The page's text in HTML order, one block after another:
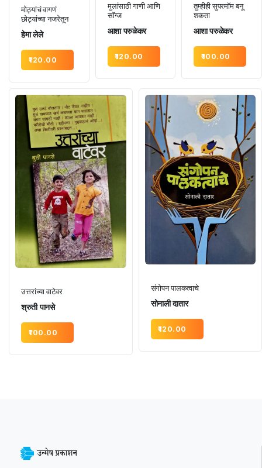
मोठ्यांचं वागणं
छोट्यांच्या नजरेतून
हेमा लेले
120.00
मुलांसाठी गाणी आणि
सॉग्ज
आशा परुळेकर
120.00
तुम्हीही सुपरमॉम बनू
शकता
आशा परुळेकर
100.00
उत्तरांच्या वाटेवर
श्रुती पानसे
100.00
संगोपन पालकत्वाचे
सोनाली दातार
120.00